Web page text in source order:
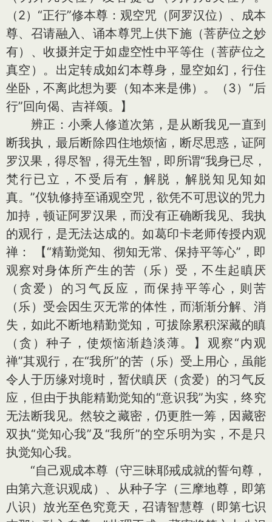
（2）“正行”修本尊：观空咒（阿罗汉位）、成本
尊、召请融入、诵本尊咒上供下施（菩萨位之妙
有）、收摄并定于如虚空性中平等住（菩萨位之
真空）。出定转成如幻本尊身，显空如幻，行住
坐卧，不离此想为要（知本来是佛）。（3）“后
行”回向偈、吉祥颂。】
辨正：小乘人修道次第，是从断我见一直到
断我执，最后断除四住地烦恼，断尽思惑，证阿
罗汉果，得尽智，得无生智，即所谓“我身已尽，
梵行已立，不受后有，解脱，解脱知见知如
真。”仪轨修持至诵观空咒，欲凭不可思议的咒力
加持，顿证阿罗汉果，而没有正确断我见、我执
的观行，是无法达成的。如葛印卡老师传授内观
禅： 【“精勤觉知、彻知无常、保持平等心”，即
观察对身体所产生的苦（乐）受，不生起瞋厌
（贪爱）的习气反应，而保持平等心，则苦
（乐）受会因生灭无常的体性，而渐渐分解、消
失，如此不断地精勤觉知，可拔除累积深藏的瞋
（贪）种子，使烦恼渐趋淡薄。】观察“内观
禅”其观行，在“我所”的苦（乐）受上用心，虽能
令人于历缘对境时，暂伏瞋厌（贪爱）的习气反
应，但由于执能精勤觉知的“意识我”为实，终究
无法断我见。然较之藏密，仍更胜一筹，因藏密
双执“觉知心我”及“我所”的空乐明为实，不是只
执觉知心我。
“自己观成本尊（守三昧耶戒成就的誓句尊，
由第六意识观成）、从种子字（三摩地尊，即第
八识）放光至色究竟天，召请智慧尊（即第七识